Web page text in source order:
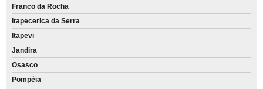
Franco da Rocha
Itapecerica da Serra
Itapevi
Jandira
Osasco
Pompéia